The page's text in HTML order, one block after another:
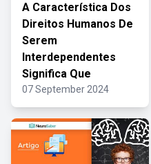
A Característica Dos
Direitos Humanos De
Serem
Interdependentes
Significa Que
07 September 2024